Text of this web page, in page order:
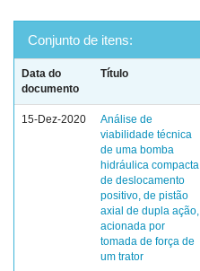
Conjunto de itens:
Data do
documento
Título
15-Dez-2020
Análise de
viabilidade técnica
de uma bomba
hidráulica compacta
de deslocamento
positivo, de pistão
axial de dupla ação,
acionada por
tomada de força de
um trator